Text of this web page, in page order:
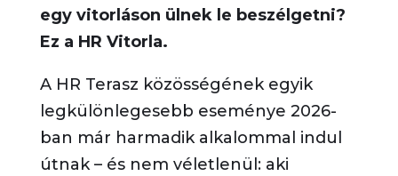
egy vitorláson ülnek le beszélgetni?
Ez a HR Vitorla.
A HR Terasz közösségének egyik
legkülönlegesebb eseménye 2026-
ban már harmadik alkalommal indul
útnak – és nem véletlenül: aki